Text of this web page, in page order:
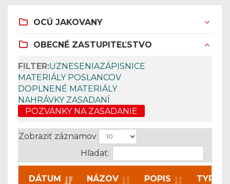
OCÚ JAKOVANY
OBECNÉ ZASTUPITEĽSTVO
FILTER:UZNESENIAZÁPISNICE
MATERIÁLY POSLANCOV
DOPLNENÉ MATERIÁLY
NAHRÁVKY ZASADANÍ
POZVÁNKY NA ZASADANIE
Zobraziť záznamov
Hľadať:
DÁTUM NÁZOV POPIS TYP